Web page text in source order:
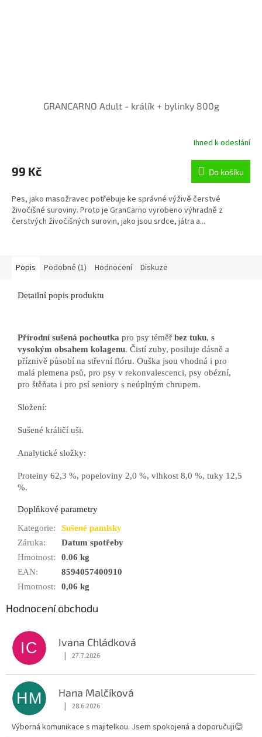
GRANCARNO Adult - králík + bylinky 800g
Ihned k odeslání
99 Kč Do košíku
Pes, jako masožravec potřebuje ke správné výživě čerstvé
živočišné suroviny. Proto je GranCarno vyrobeno výhradně z
čerstvých živočišných surovin, jako jsou srdce, játra a...
Popis Podobné (1) Hodnocení Diskuze
Detailní popis produktu
Přírodní sušená pochoutka pro psy téměř bez tuku, s
vysokým obsahem kolagenu. Čistí zuby, posiluje dásně a
příznivě působí na střevní flóru. Ouška jsou vhodná i pro
malá plemena psů, pro psy v rekonvalescenci, psy obézní,
pro štěňata i pro psí seniory s neúplným chrupem.
Složení:
Sušené králičí uši.
Analytické složky:
Proteiny 62,3 %, popeloviny 2,0 %, vlhkost 8,0 %, tuky 12,5
%.
Doplňkové parametry
Kategorie:
Sušené pamlsky
Záruka:
Datum spotřeby
Hmotnost:
0.06 kg
EAN:
8594057400910
Hmotnost: 0,06 kg
Hodnocení obchodu
IC Ivana Chládková
Hodnocení obchodu je 5 z 5 hvězdiček.
| 27.7.2026
HM Hana Malčíková
Hodnocení obchodu je 5 z 5 hvězdiček.
| 28.6.2026
Výborná komunikace s majitelkou. Jsem spokojená a doporučuji😊